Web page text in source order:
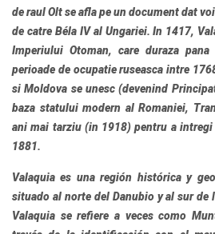
de raul Olt se afla pe un document dat
de catre Béla IV al Ungariei. In 1417,
Imperiului Otoman, care duraza
perioade de ocupatie ruseasca intre
si Moldova se unesc (devenind
baza statului modern al Romaniei,
ani mai tarziu (in 1918) pentru a
1881.
Valaquia es una región histórica y
situado al norte del Danubio y al sur de
Valaquia se refiere a veces como